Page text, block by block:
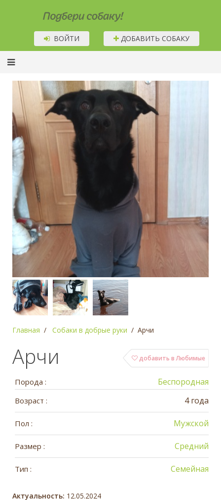
Подбери собаку!
ВОЙТИ ДОБАВИТЬ СОБАКУ
Главная Собаки в добрые руки Арчи
добавить в Любимые
Арчи
Порода : Беспородная
Возраст : 4 года
Пол : Мужской
Размер : Средний
Тип : Семейная
Актуальность: 12.05.2024